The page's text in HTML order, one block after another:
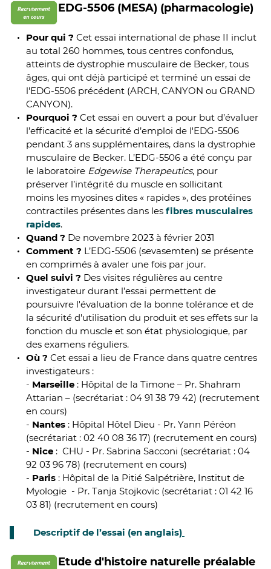
EDG-5506 (MESA) (pharmacologie)
Pour qui ? Cet essai international de phase II inclut
au total 260 hommes, tous centres confondus,
atteints de dystrophie musculaire de Becker, tous
âges, qui ont déjà participé et terminé un essai de
l'EDG-5506 précédent (ARCH, CANYON ou GRAND
CANYON).
Pourquoi ? Cet essai en ouvert a pour but d’évaluer
l’efficacité et la sécurité d’emploi de l'EDG-5506
pendant 3 ans supplémentaires, dans la dystrophie
musculaire de Becker. L’EDG-5506 a été conçu par
le laboratoire Edgewise Therapeutics, pour
préserver l’intégrité du muscle en sollicitant
moins les myosines dites « rapides », des protéines
contractiles présentes dans les fibres musculaires
rapides.
Quand ? De novembre 2023 à février 2031
Comment ? L’EDG-5506 (sevasemten) se présente
en comprimés à avaler une fois par jour.
Quel suivi ? Des visites régulières au centre
investigateur durant l’essai permettent de
poursuivre l'évaluation de la bonne tolérance et de
la sécurité d'utilisation du produit et ses effets sur la
fonction du muscle et son état physiologique, par
des examens réguliers.
Où ? Cet essai a lieu de France dans quatre centres
investigateurs :
- Marseille : Hôpital de la Timone – Pr. Shahram
Attarian – (secrétariat : 04 91 38 79 42) (recrutement
en cours)
- Nantes : Hôpital Hôtel Dieu - Pr. Yann Péréon
(secrétariat : 02 40 08 36 17) (recrutement en cours)
- Nice : CHU - Pr. Sabrina Sacconi (secrétariat : 04
92 03 96 78) (recrutement en cours)
- Paris : Hôpital de la Pitié Salpétrière, Institut de
Myologie - Pr. Tanja Stojkovic (secrétariat : 01 42 16
03 81) (recrutement en cours)
Descriptif de l’essai (en anglais)
Etude d'histoire naturelle préalable